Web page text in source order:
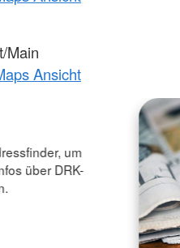
Main
Ansicht
um
über DRK-